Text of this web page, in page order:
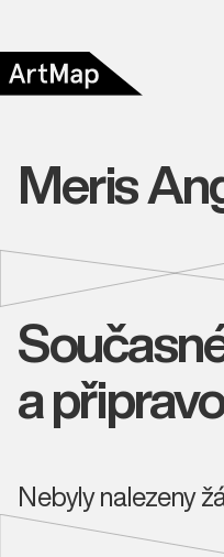
Meris
a
Nebyly nalezeny